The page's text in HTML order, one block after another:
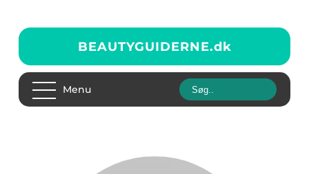
BEAUTYGUIDERNE.dk
Menu